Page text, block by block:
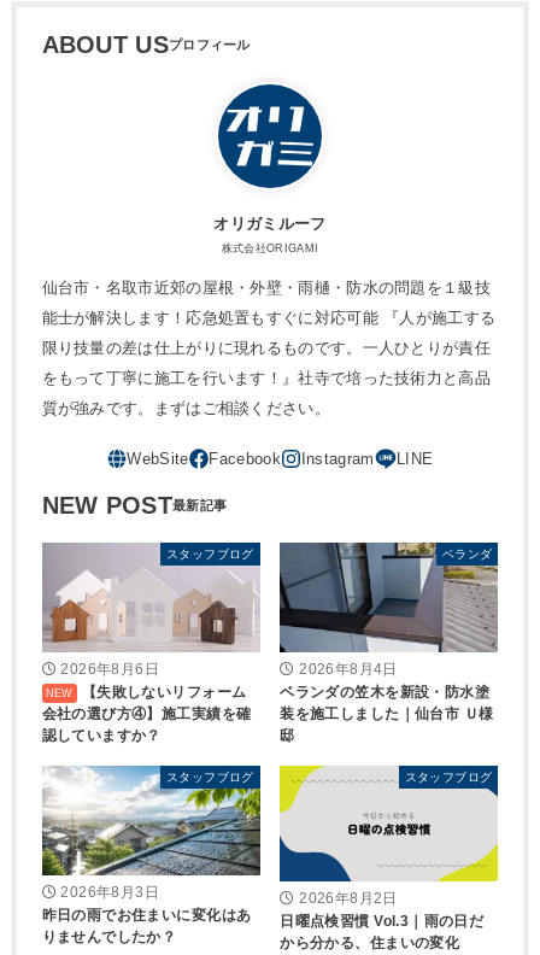
ABOUT US
オリガミルーフ
株式会社ORIGAMI
仙台市・名取市近郊の屋根・外壁・雨樋・防水の問題を１級技
能士が解決します！応急処置もすぐに対応可能 『人が施工する
限り技量の差は仕上がりに現れるものです。一人ひとりが責任
をもって丁寧に施工を行います！』社寺で培った技術力と高品
質が強みです。まずはご相談ください。
NEW POST
スタッフブログ
2026年8月6日
【失敗しないリフォーム
会社の選び方④】施工実績を確
認していますか？
ベランダ
2026年8月4日
ベランダの笠木を新設・防水塗
装を施工しました｜仙台市 Ｕ様
邸
スタッフブログ
2026年8月3日
昨日の雨でお住まいに変化はあ
りませんでしたか？
スタッフブログ
2026年8月2日
日曜点検習慣 Vol.3｜雨の日だ
から分かる、住まいの変化